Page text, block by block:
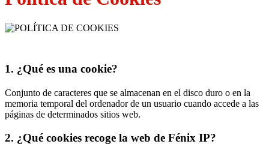
1. ¿Qué es una cookie?
Conjunto de caracteres que se almacenan en el disco duro o en la
memoria temporal del ordenador de un usuario cuando accede a las
páginas de determinados sitios web.
2. ¿Qué cookies recoge la web de Fénix IP?